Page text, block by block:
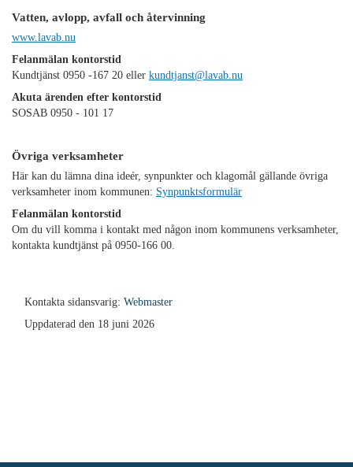
Vatten, avlopp, avfall och återvinning
www.lavab.nu
Felanmälan kontorstid
Kundtjänst 0950 -167 20 eller kundtjanst@lavab.nu
Akuta ärenden efter kontorstid
SOSAB 0950 - 101 17
Övriga verksamheter
Här kan du lämna dina ideér, synpunkter och klagomål gällande övriga
verksamheter inom kommunen: Synpunktsformulär
Felanmälan kontorstid
Om du vill komma i kontakt med någon inom kommunens verksamheter,
kontakta kundtjänst på 0950-166 00.
Kontakta sidansvarig: Webmaster
Uppdaterad den 18 juni 2026